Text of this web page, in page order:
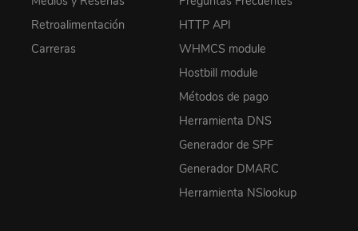
Retroalimentación
Carreras
HTTP API
WHMCS module
Hostbill module
Métodos de pago
Herramienta DNS
Generador de SPF
Generador DMARC
Herramienta NSlookup